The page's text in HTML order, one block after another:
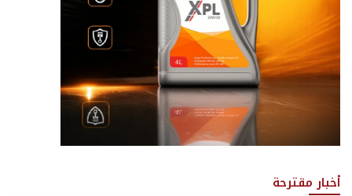
أخبار مقترحة